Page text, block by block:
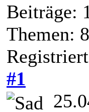
Beiträge:
Themen:
#1